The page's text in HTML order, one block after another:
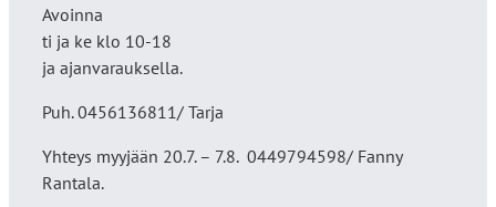
Avoinna
ti ja ke klo 10-18
ja ajanvarauksella.
Puh. 0456136811/ Tarja
Yhteys myyjään 20.7. – 7.8. 0449794598/ Fanny
Rantala.